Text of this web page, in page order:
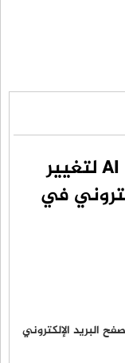
غوغل تطلق ميزة AI Inbox لتغيير
في